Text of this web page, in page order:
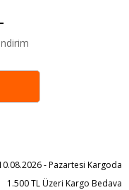
- Pazartesi Kargoda
1.500 TL Üzeri Kargo Bedava